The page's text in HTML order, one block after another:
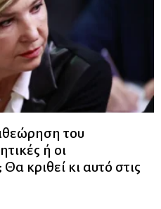
του
ή οι
κριθεί κι αυτό στις